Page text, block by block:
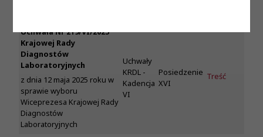
Uchwała Nr 219/VI/2025
Krajowej Rady
Diagnostów
Laboratoryjnych
z dnia 12 maja 2025 roku w
sprawie wyboru
Wiceprezesa Krajowej Rady
Diagnostów
Laboratoryjnych
Uchwały
KRDL -
Kadencja
VI
Posiedzenie
XVI
Treść